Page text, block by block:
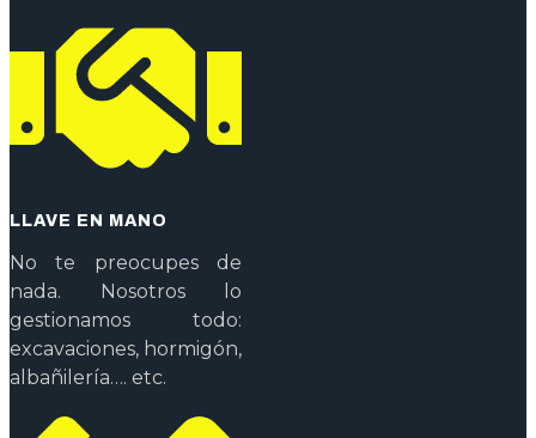
LLAVE EN MANO
No te preocupes de
nada. Nosotros lo
gestionamos todo:
excavaciones, hormigón,
albañilería…. etc.